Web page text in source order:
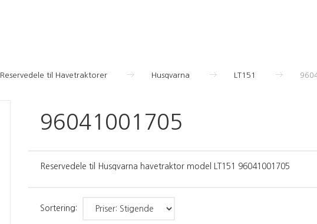
Reservedele til Havetraktorer Husqvarna LT151
96041001705
Reservedele til Husqvarna havetraktor model LT151 96041001705
Sortering: